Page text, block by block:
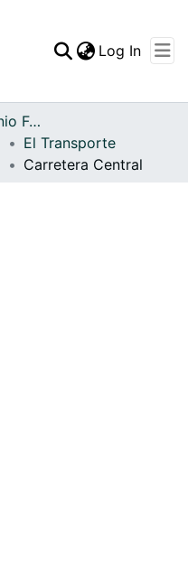
Statistics
Log In
Archivo del Patrimonio Fotográfico y Fílmico del Valle del Cauca
El Transporte
Carretera Central